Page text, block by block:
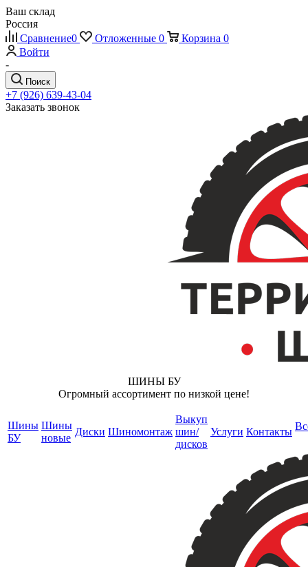
Ваш склад
Россия
Сравнение0 Отложенные 0 Корзина 0
Войти
-
Поиск
+7 (926) 639-43-04
Заказать звонок
ШИНЫ БУ
Огромный ассортимент по низкой цене!
Шины
БУ
Шины
новые
Диски Шиномонтаж
Выкуп
шин/
дисков
Услуги Контакты